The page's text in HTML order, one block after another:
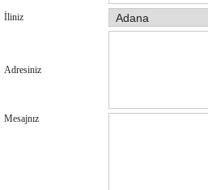
İliniz
Adresiniz
Mesajnız